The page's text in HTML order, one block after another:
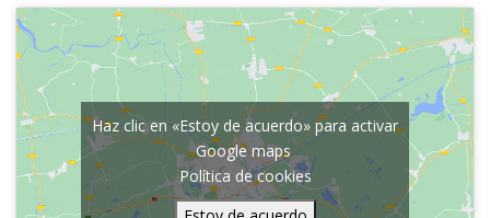
Haz clic en «Estoy de acuerdo» para activar
Google maps
Política de cookies